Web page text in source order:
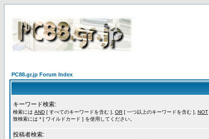
PC88.gr.jp Forum Index
キーワード検索:
検索には AND [ すべてのキーワードを含む ], OR [ 一つ以上のキーワードを含む ], NOT
致検索には * [ ワイルドカード ] を使用してください。
投稿者検索: